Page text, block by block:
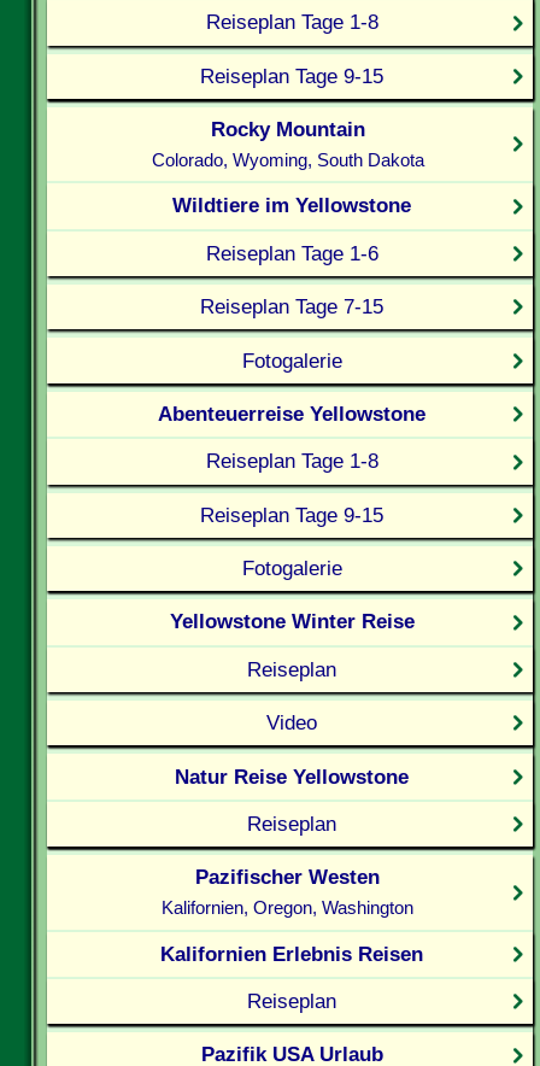
Reiseplan Tage 1-8
Reiseplan Tage 9-15
Rocky Mountain
Colorado, Wyoming, South Dakota
Wildtiere im Yellowstone
Reiseplan Tage 1-6
Reiseplan Tage 7-15
Fotogalerie
Abenteuerreise Yellowstone
Reiseplan Tage 1-8
Reiseplan Tage 9-15
Fotogalerie
Yellowstone Winter Reise
Reiseplan
Video
Natur Reise Yellowstone
Reiseplan
Pazifischer Westen
Kalifornien, Oregon, Washington
Kalifornien Erlebnis Reisen
Reiseplan
Pazifik USA Urlaub